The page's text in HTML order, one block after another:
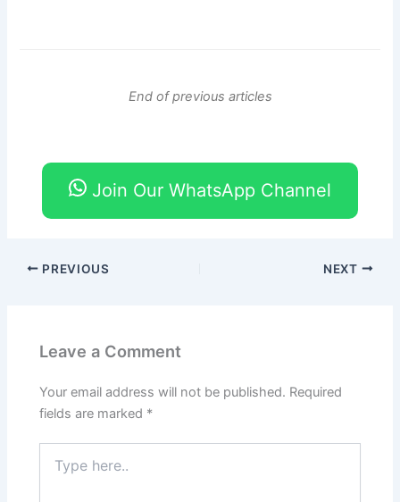
End of previous articles
Join Our WhatsApp Channel
PREVIOUS NEXT
Leave a Comment
Your email address will not be published. Required
fields are marked *
here..